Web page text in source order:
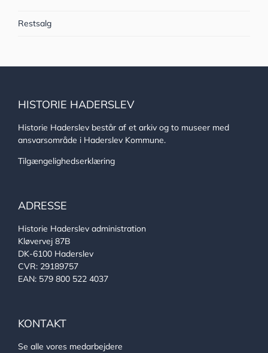
Restsalg
HISTORIE HADERSLEV
Historie Haderslev består af et arkiv og to museer med
ansvarsområde i Haderslev Kommune.
Tilgængelighedserklæring
ADRESSE
Historie Haderslev administration
Kløvervej 87B
DK-6100 Haderslev
CVR: 29189757
EAN: 579 800 522 4037
KONTAKT
Se alle vores medarbejdere